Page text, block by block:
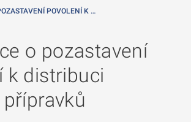
POVOLENÍ K …
o pozastavení
k distribuci